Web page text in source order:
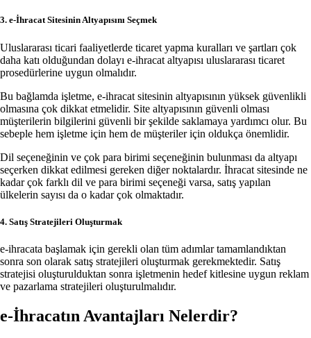
3. e-İhracat Sitesinin Altyapısını Seçmek
Uluslararası ticari faaliyetlerde ticaret yapma kuralları ve şartları çok
daha katı olduğundan dolayı e-ihracat altyapısı uluslararası ticaret
prosedürlerine uygun olmalıdır.
Bu bağlamda işletme, e-ihracat sitesinin altyapısının yüksek güvenlikli
olmasına çok dikkat etmelidir. Site altyapısının güvenli olması
müşterilerin bilgilerini güvenli bir şekilde saklamaya yardımcı olur. Bu
sebeple hem işletme için hem de müşteriler için oldukça önemlidir.
Dil seçeneğinin ve çok para birimi seçeneğinin bulunması da altyapı
seçerken dikkat edilmesi gereken diğer noktalardır. İhracat sitesinde ne
kadar çok farklı dil ve para birimi seçeneği varsa, satış yapılan
ülkelerin sayısı da o kadar çok olmaktadır.
4. Satış Stratejileri Oluşturmak
e-ihracata başlamak için gerekli olan tüm adımlar tamamlandıktan
sonra son olarak satış stratejileri oluşturmak gerekmektedir. Satış
stratejisi oluşturulduktan sonra işletmenin hedef kitlesine uygun reklam
ve pazarlama stratejileri oluşturulmalıdır.
e-İhracatın Avantajları Nelerdir?